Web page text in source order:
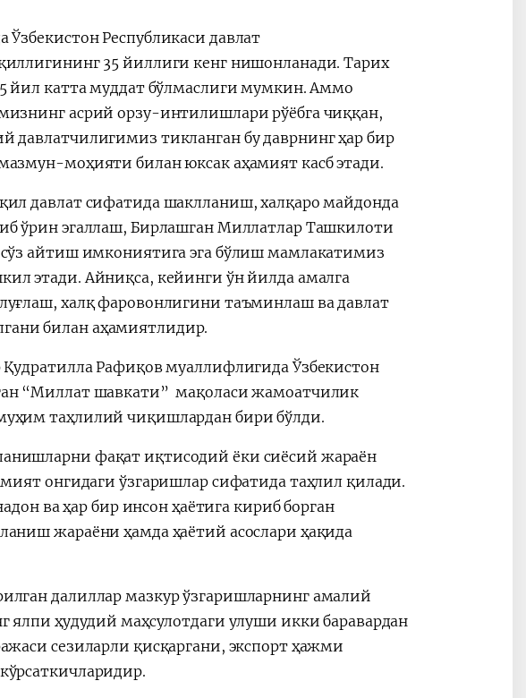
стратегияси
Мирзиёев
раислигида
ўтказилган
видеоселектор
йиғилишлари
Ўзбекистон Республикаси давлат
35 йиллиги кенг нишонланади. Тарих
йил катта муддат бўлмаслиги мумкин. Аммо
асрий орзу-интилишлари рўёбга чиққан,
давлатчилигимиз тикланган бу даврнинг ҳар бир
моҳияти билан юксак аҳамият касб этади.
давлат сифатида шаклланиш, халқаро майдонда
ўрин эгаллаш, Бирлашган Миллатлар Ташкилоти
айтиш имкониятига эга бўлиш мамлакатимиз
этади. Айниқса, кейинги ўн йилда амалга
халқ фаровонлигини таъминлаш ва давлат
билан аҳамиятлидир.
Рафиқов муаллифлигида Ўзбекистон
“Миллат шавкати” мақоласи жамоатчилик
таҳлилий чиқишлардан бири бўлди.
фақат иқтисодий ёки сиёсий жараён
онгидаги ўзгаришлар сифатида таҳлил қилади.
ва ҳар бир инсон ҳаётига кириб борган
жараёни ҳамда ҳаётий асослари ҳақида
далиллар мазкур ўзгаришларнинг амалий
ялпи ҳудудий маҳсулотдаги улуши икки баравардан
сезиларли қисқаргани, экспорт ҳажми